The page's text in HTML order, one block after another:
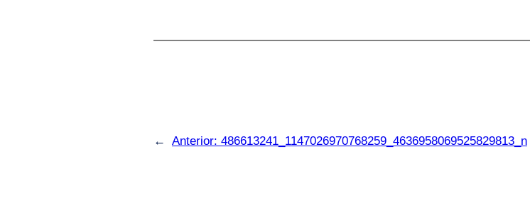
← Anterior: 486613241_1147026970768259_4636958069525829813_n